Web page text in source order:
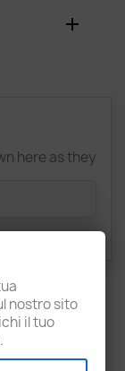

here as they
nostro sito
il tuo